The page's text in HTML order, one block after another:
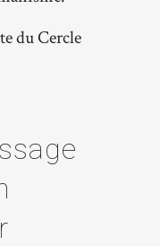
du Cercle